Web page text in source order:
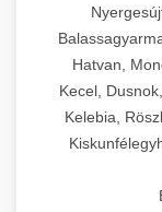
Hatvan,
Kecel,
Kelebia,